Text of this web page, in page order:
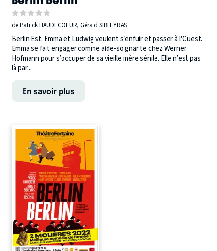
de Patrick HAUDECOEUR, Gérald SIBLEYRAS
Berlin Est. Emma et Ludwig veulent s’enfuir et passer à l’Ouest.
Emma se fait engager comme aide-soignante chez Werner
Hofmann pour s’occuper de sa vieille mère sénile. Elle n’est pas
là par...
En savoir plus